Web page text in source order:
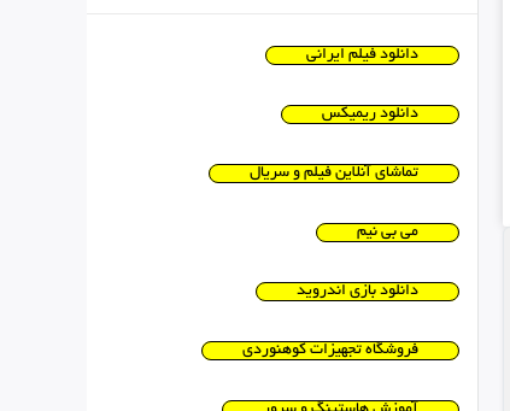
دانلود فیلم ایرانی
دانلود ریمیکس
تماشای آنلاین فیلم و سریال
می بی نیم
دانلود بازی اندروید
فروشگاه تجهیزات کوهنوردی